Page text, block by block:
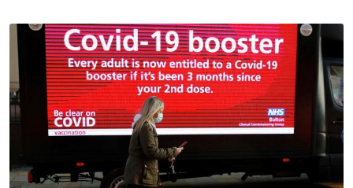
основному
содержанию